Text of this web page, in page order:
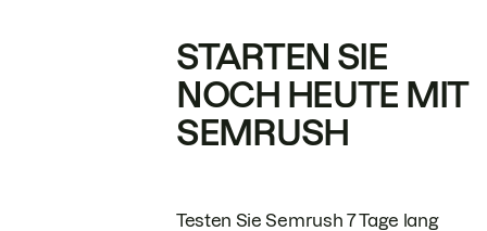
STARTEN SIE
NOCH HEUTE MIT
SEMRUSH
Testen Sie Semrush 7 Tage lang